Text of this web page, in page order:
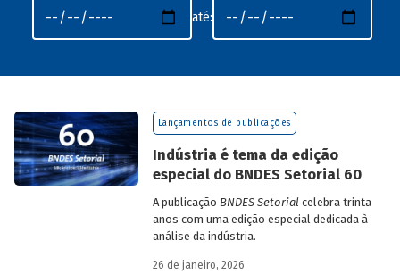
até:
Lançamentos de publicações
Indústria é tema da edição
especial do BNDES Setorial 60
A publicação BNDES Setorialcelebra trinta
anos com uma edição especial dedicada à
análise da indústria.
26 de janeiro, 2026